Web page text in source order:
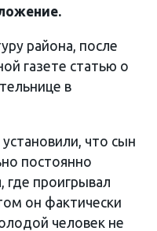
района, после
газете статью о
в
что сын
постоянно
где проигрывал
он фактически
человек не